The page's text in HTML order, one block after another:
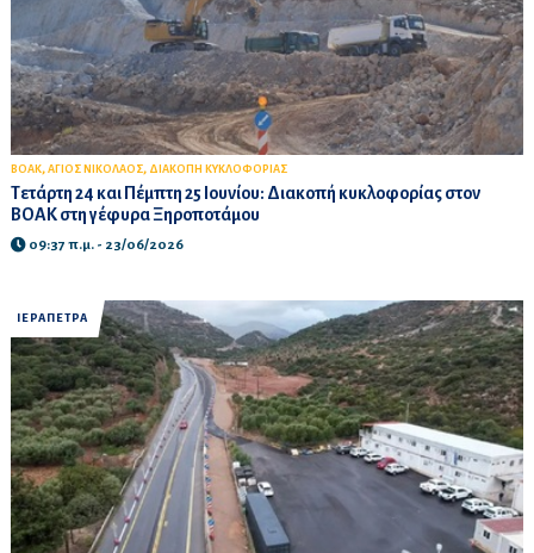
ΒΟΑΚ, ΑΓΙΟΣ ΝΙΚΟΛΑΟΣ, ΔΙΑΚΟΠΗ ΚΥΚΛΟΦΟΡΙΑΣ
Τετάρτη 24 και Πέμπτη 25 Ιουνίου: Διακοπή κυκλοφορίας στον
ΒΟΑΚ στη γέφυρα Ξηροποτάμου
09:37 π.μ. - 23/06/2026
ΙΕΡΑΠΕΤΡΑ